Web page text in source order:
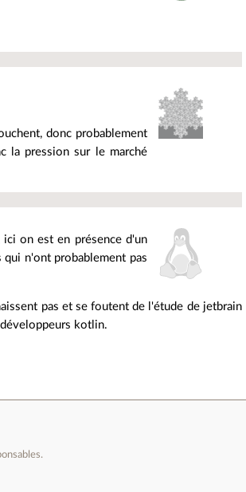
donc probablement
la pression sur le marché
on est en présence d'un
n'ont probablement pas
pas et se foutent de l'étude de jetbrain
kotlin.